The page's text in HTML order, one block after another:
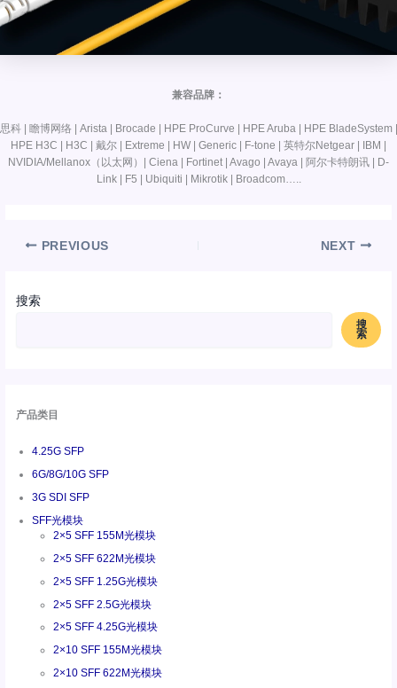
搜索
搜
索
产品类目
4.25G SFP
6G/8G/10G SFP
3G SDI SFP
SFF光模块
2×5 SFF 155M光模块
2×5 SFF 622M光模块
2×5 SFF 1.25G光模块
2×5 SFF 2.5G光模块
2×5 SFF 4.25G光模块
2×10 SFF 155M光模块
2×10 SFF 622M光模块
兼容品牌：
思科 | 瞻博网络 | Arista | Brocade | HPE ProCurve | HPE Aruba | HPE BladeSystem |
HPE H3C | H3C | 戴尔 | Extreme | HW | Generic | F-tone | 英特尔Netgear | IBM |
NVIDIA/Mellanox（以太网）| Ciena | Fortinet | Avago | Avaya | 阿尔卡特朗讯 | D-
Link | F5 | Ubiquiti | Mikrotik | Broadcom…..
PREVIOUS NEXT